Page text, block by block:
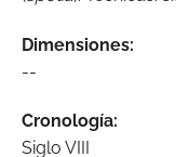
Dimensiones:
--
Cronología:
Siglo VIII